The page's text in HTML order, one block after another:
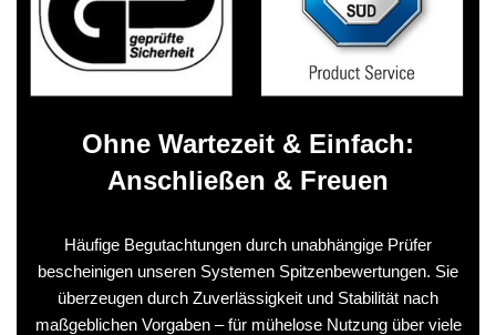
Ohne Wartezeit & Einfach:
Anschließen & Freuen
Häufige Begutachtungen durch unabhängige Prüfer
bescheinigen unseren Systemen Spitzenbewertungen. Sie
überzeugen durch Zuverlässigkeit und Stabilität nach
maßgeblichen Vorgaben – für mühelose Nutzung über viele